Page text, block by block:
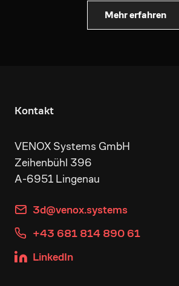
Mehr erfahren
Kontakt
VENOX Systems GmbH
Zeihenbühl 396
A-6951 Lingenau
3d@venox.systems
+43 681 814 890 61
LinkedIn